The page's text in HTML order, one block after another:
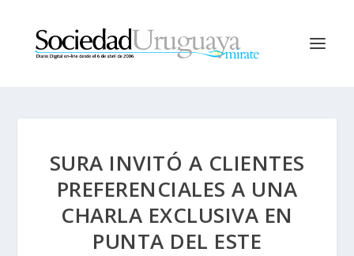
SURA INVITÓ A CLIENTES
PREFERENCIALES A UNA
CHARLA EXCLUSIVA EN
PUNTA DEL ESTE